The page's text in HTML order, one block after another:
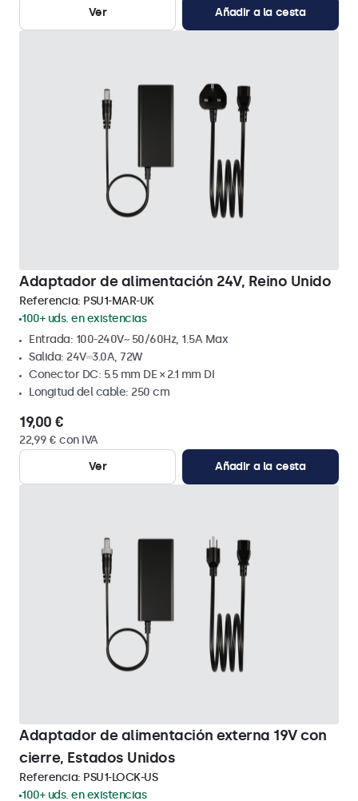
Ver
Añadir a la cesta
Adaptador de alimentación 24V, Reino Unido
Referencia: PSU1-MAR-UK
100+ uds. en existencias
Entrada: 100-240V~ 50/60Hz, 1.5A Max
Salida: 24V⎓3.0A, 72W
Conector DC: 5.5 mm DE × 2.1 mm DI
Longitud del cable: 250 cm
19,00 €
22,99 € con IVA
Ver
Añadir a la cesta
Adaptador de alimentación externa 19V con
cierre, Estados Unidos
Referencia: PSU1-LOCK-US
100+ uds. en existencias